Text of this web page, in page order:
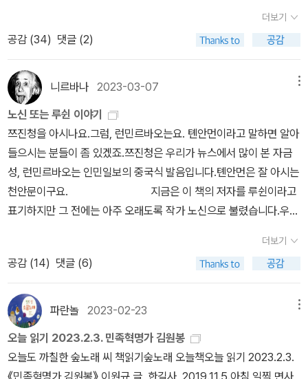
이’요, 어버이는 그저 ‘어버이’입니다. 우리는 ‘방송·연예인’도 ‘화가·
예술가’도 ‘유명인’도 아닙니다. 서로 사람입니다. 서로 삶입니다. 함
께 살림이자 사랑이고 숲입니다. 마을책집이 밥 한 그릇에 책 한 자락
으로 들려주는 이야기는 언제나 노래처럼 이 고장 한켠을 그윽히 밝
히리라 생각합니다.ㅅㄴㄹ《민족혁명가 김원봉》(이원규, 한길사, 201
9.11.5.)《안철수, 경영의 원칙》(안철수, 서울대학교출판문화원, 201
1.11.28.첫/2011.12.6.3벌)《훈데르트바서의 집》(제랄딘 엘슈너 글·
루시 반드벨드 그림/서희준 옮김, 계수나무, 2020.10.30.)《빌뱅이
언덕》(권정생, 창비, 2012.5.25.)《비판정본 안응칠 역사》(안중근,
독도도서관친구들, 2020.12.30.)《비판정본 동양평화론》(안중근, 독
도도서관친구들, 2019.6.15.)※ 글쓴이숲노래(최종규) : 우리말꽃(국
장을 맡았고, ‘이오덕 어른 유고’를 갈무리했습니다. 《선생님, 우리말
이 뭐예요?》, 《쉬운 말이 평화》, 《곁말》, 《곁책》, 《새로 쓰는 밑말 꾸
러미 사전》, 《새로 쓰는 비슷한말 꾸러미 사전》, 《새로 쓰는 겹말 꾸
러미 사전》, 《새로 쓰는 우리말 꾸러미 사전》, 《책숲마실》, 《우리말
덕 마음 읽기》, 《시골에서 살림 짓는 즐거움》, 《마을에서 살려낸 우리
엄성을 무시하는 일을 없애고 모든 사람의 자유가 완전히 보장되고
모든 사람이 착취당하는 것이 없이 웅분의 노력과 사회적 보장에 의
해서 다 같이 평화롭고 행복스럽게 잘살 수 있는 세상, 이것이 한국
의 진보주의라 해도 좋을 것입니다.˝조봉암의 진보당 창당 개회사
더보기
공감 (34) 댓글 (2)
니르바나 2023-03-07
노신 또는 루쉰 이야기
쯔진청을 아시나요.그럼, 런민르바오는요. 톈안먼이라고 말하면 알아
들으시는 분들이 좀 있겠죠.쯔진청은 우리가 뉴스에서 많이 본 자금
성, 런민르바오는 인민일보의 중국식 발음입니다.톈안먼은 잘 아시는
천안문이구요. 지금은 이 책의 저자를 루쉰이라고
표기하지만 그 전에는 아주 오래도록 작가 노신으로 불렸습니다.우리
받으시던 리영희 선생님입니다.리영희 선생님의 저서 <대화>에 노신
의 글이 인용되어 있습니다. 4천 년의 억압적인 봉건억압제도에
의해서, 중국 인민이 빛도 공기도 들어오지 않는 무쇠로 된 단단한 방
속에 갇힌 채 질식 상태로 죽어가고 있다. 감각이 마비됐기 때문에 죽
어간다는 사실조차인식하지 못하고 ‘편안하게’ 죽어가고 있다. 그런
데 그런 상태로 죽기를 거부하는 몇 사람이 그 속에서정신을 차리고
그 무쇠의 방 벽에 바늘만한 작은 구멍이라도 뚫어서 죽는 줄도 모르
더보기
공감 (14) 댓글 (6)
파란놀 2023-02-23
오늘 읽기 2023.2.3. 민족혁명가 김원봉
오늘도 까칠한 숲노래 씨 책읽기숲노래 오늘책오늘 읽기 2023.2.3.
《민족혁명가 김원봉》 이원규 글, 한길사, 2019.11.5.아침 일찍 면사